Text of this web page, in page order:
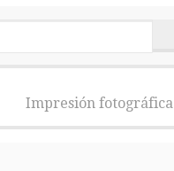
Impresión fotográfica